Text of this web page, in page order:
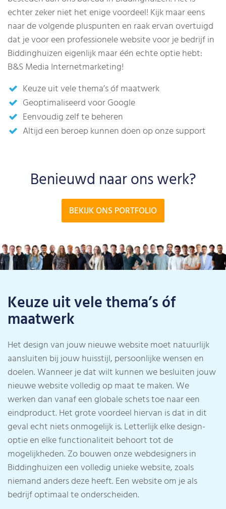
echter zeker niet het enige voordeel! Kijk maar eens
naar de volgende pluspunten en raak ervan overtuigd
dat je voor een professionele website voor je bedrijf in
Biddinghuizen eigenlijk maar één echte optie hebt:
B&S Media Internetmarketing!
Keuze uit vele thema’s óf maatwerk
Geoptimaliseerd voor Google
Eenvoudig zelf te beheren
Altijd een beroep kunnen doen op onze support
Benieuwd naar ons werk?
BEKIJK ONS PORTFOLIO
Keuze uit vele thema’s óf
maatwerk
Het design van jouw nieuwe website moet natuurlijk
aansluiten bij jouw huisstijl, persoonlijke wensen en
doelen. Wanneer je dat wilt kunnen we besluiten jouw
nieuwe website volledig op maat te maken. We
werken dan vanaf een globale schets toe naar een
eindproduct. Het grote voordeel hiervan is dat in dit
geval echt niets onmogelijk is. Letterlijk elke design-
optie en elke functionaliteit behoort tot de
mogelijkheden. Zo bouwen onze webdesigners in
Biddinghuizen een volledig unieke website, zoals
niemand anders deze heeft. Een website om je als
bedrijf optimaal te onderscheiden.